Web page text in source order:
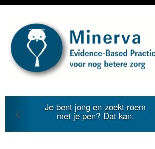
Je duidt
literatuur voor
Previous